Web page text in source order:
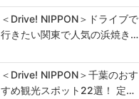
＜Drive! NIPPON＞ドライブで
行きたい関東で人気の浜焼き…
＜Drive! NIPPON＞千葉のおす
すめ観光スポット22選！ 定…